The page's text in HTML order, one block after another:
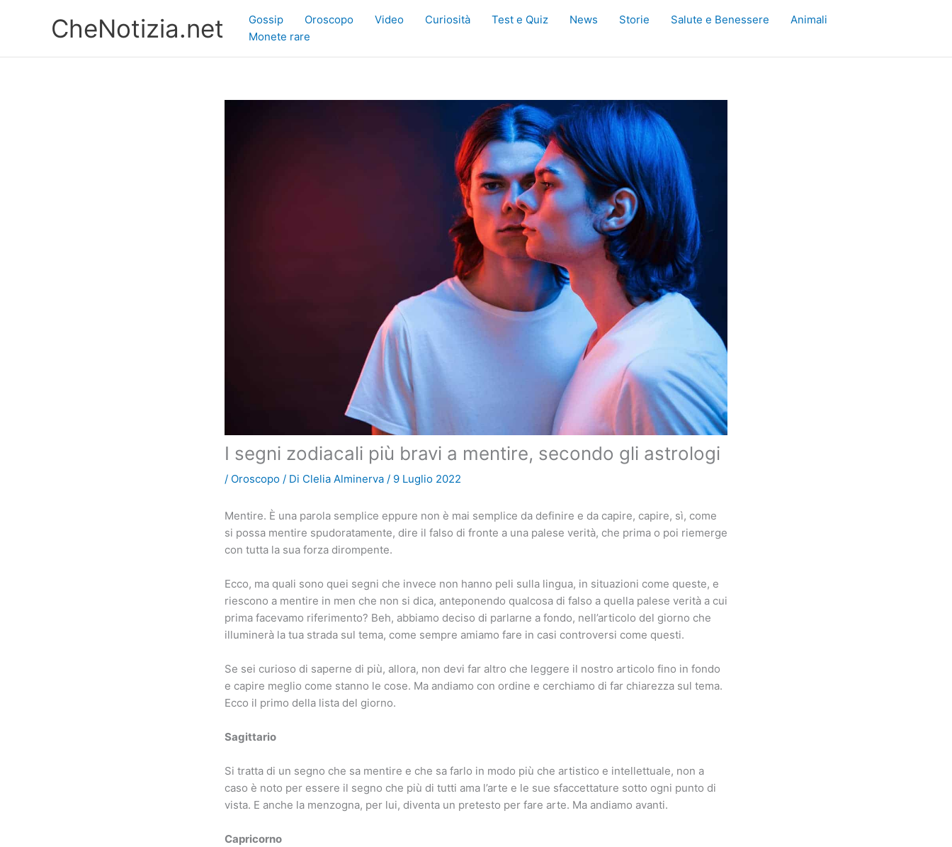
CheNotizia.net Gossip Oroscopo Video Curiosità Test e Quiz News Storie Salute e Benessere
Animali
Monete rare
I segni zodiacali più bravi a mentire, secondo gli astrologi
/ Oroscopo / Di Clelia Alminerva / 9 Luglio 2022
Mentire. È una parola semplice eppure non è mai semplice da definire e da capire, capire, sì, come
si possa mentire spudoratamente, dire il falso di fronte a una palese verità, che prima o poi riemerge
con tutta la sua forza dirompente.
Ecco, ma quali sono quei segni che invece non hanno peli sulla lingua, in situazioni come queste, e
riescono a mentire in men che non si dica, anteponendo qualcosa di falso a quella palese verità a cui
prima facevamo riferimento? Beh, abbiamo deciso di parlarne a fondo, nell’articolo del giorno che
illuminerà la tua strada sul tema, come sempre amiamo fare in casi controversi come questi.
Se sei curioso di saperne di più, allora, non devi far altro che leggere il nostro articolo fino in fondo
e capire meglio come stanno le cose. Ma andiamo con ordine e cerchiamo di far chiarezza sul tema.
Ecco il primo della lista del giorno.
Sagittario
Si tratta di un segno che sa mentire e che sa farlo in modo più che artistico e intellettuale, non a
caso è noto per essere il segno che più di tutti ama l’arte e le sue sfaccettature sotto ogni punto di
vista. E anche la menzogna, per lui, diventa un pretesto per fare arte. Ma andiamo avanti.
Capricorno